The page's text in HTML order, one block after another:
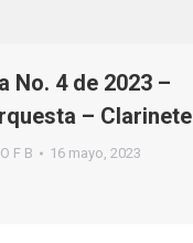
No. 4 de 2023 –
– Clarinete
O F B 16 mayo, 2023